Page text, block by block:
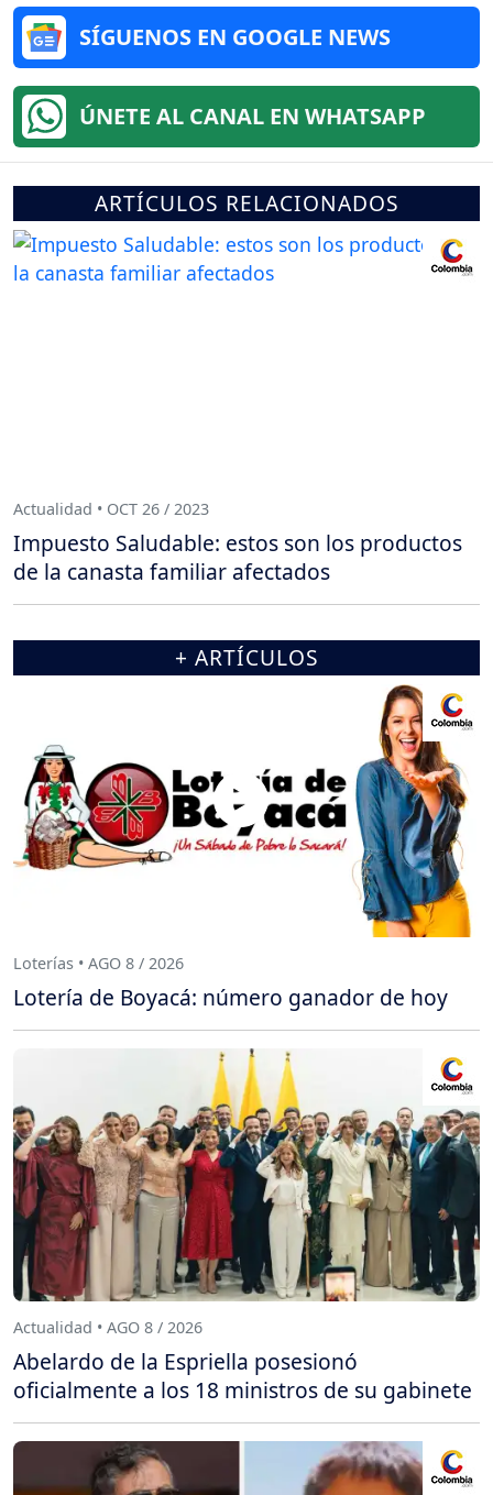
SÍGUENOS EN GOOGLE NEWS
ÚNETE AL CANAL EN WHATSAPP
ARTÍCULOS RELACIONADOS
Actualidad • OCT 26 / 2023
Impuesto Saludable: estos son los productos
de la canasta familiar afectados
+ ARTÍCULOS
Loterías • AGO 8 / 2026
Lotería de Boyacá: número ganador de hoy
Actualidad • AGO 8 / 2026
Abelardo de la Espriella posesionó
oficialmente a los 18 ministros de su gabinete